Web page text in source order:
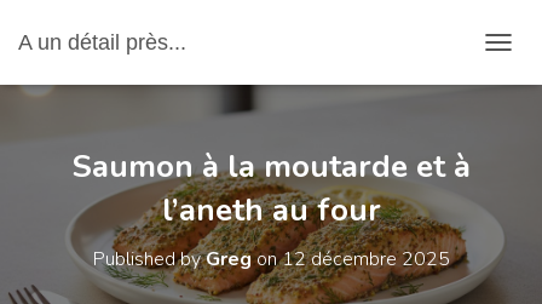
A un détail près...
Saumon à la moutarde et à
l’aneth au four
Published byGregon12 décembre 2025